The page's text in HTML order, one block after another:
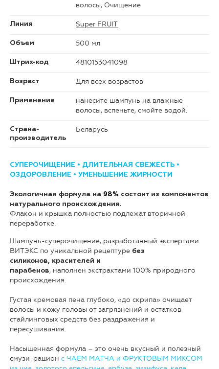
волосы, Очищение
Линия Super FRUIT
Объем 500 мл
Штрих-код 4810153041098
Возраст Для всех возрастов
Применение
нанесите шампунь на влажные
волосы, вспеньте, смойте водой.
Страна-
производитель
Беларусь
СУПЕРОЧИЩЕНИЕ • ДЛИТЕЛЬНАЯ СВЕЖЕСТЬ •
ОЗДОРОВЛЕНИЕ • УМЕНЬШЕНИЕ ЖИРНОСТИ
Экологичная формула на 98% состоит из компонентов
натурального происхождения.
Флакон и крышка полностью подлежат вторичной
переработке.
Шампунь-суперочищение, разработанный экспертами
ВИТЭКС по уникальной рецептуре без
силиконов, красителей и
парабенов, наполнен экстрактами 100% природного
происхождения.
Густая кремовая пена глубоко, «до скрипа» очищает
волосы и кожу головы от загрязнений и остатков
стайлинговых средств без раздражения и
пересушивания.
Насыщенная формула – это очень вкусный и полезный
смузи-рацион с ЧАЕМ МАТЧА и ФРУКТОВЫМ МИКСОМ